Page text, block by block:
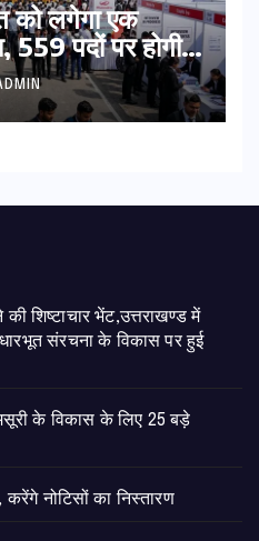
को लगेगा एक
559 पदों पर होगी
शिष्टाचार भेंट,उत्तराखण्ड में
संरचना के विकास पर हुई
के विकास के लिए 25 बड़े
नोटिसों का निस्तारण